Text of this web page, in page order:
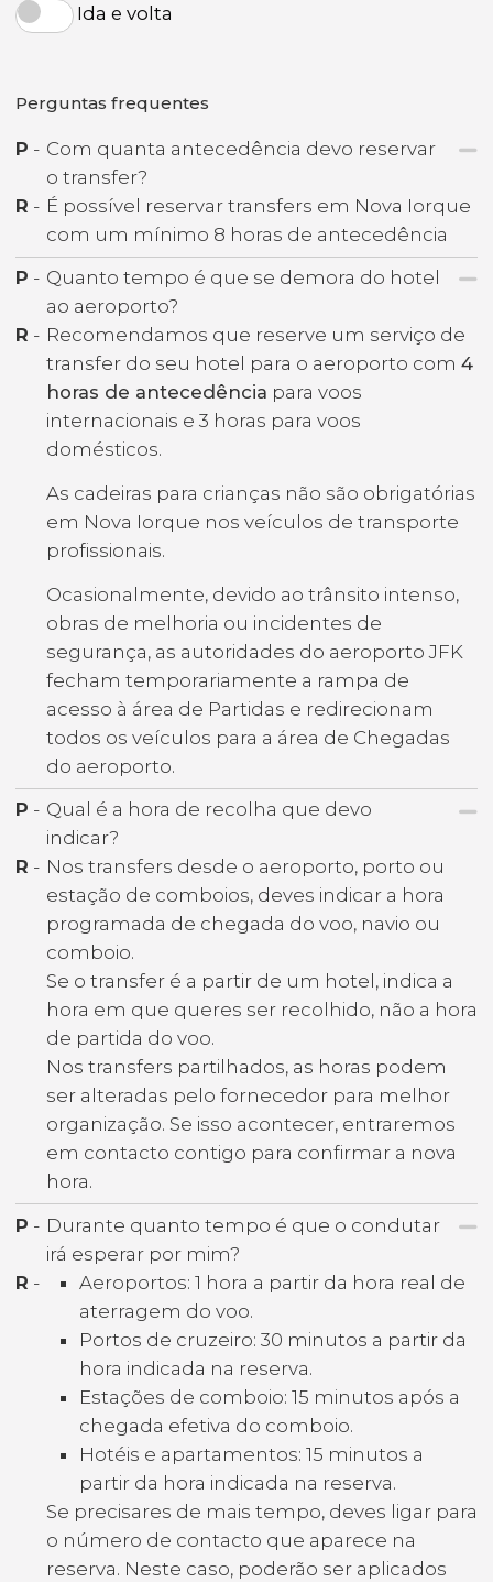
Ida e volta
Perguntas frequentes
P - Com quanta antecedência devo reservar
o transfer?
R - É possível reservar transfers em Nova Iorque
com um mínimo 8 horas de antecedência
P - Quanto tempo é que se demora do hotel
ao aeroporto?
R - Recomendamos que reserve um serviço de
transfer do seu hotel para o aeroporto com 4
horas de antecedência para voos
internacionais e 3 horas para voos
domésticos.
As cadeiras para crianças não são obrigatórias
em Nova Iorque nos veículos de transporte
profissionais.
Ocasionalmente, devido ao trânsito intenso,
obras de melhoria ou incidentes de
segurança, as autoridades do aeroporto JFK
fecham temporariamente a rampa de
acesso à área de Partidas e redirecionam
todos os veículos para a área de Chegadas
do aeroporto.
P - Qual é a hora de recolha que devo
indicar?
R - Nos transfers desde o aeroporto, porto ou
estação de comboios, deves indicar a hora
programada de chegada do voo, navio ou
comboio.
Se o transfer é a partir de um hotel, indica a
hora em que queres ser recolhido, não a hora
de partida do voo.
Nos transfers partilhados, as horas podem
ser alteradas pelo fornecedor para melhor
organização. Se isso acontecer, entraremos
em contacto contigo para confirmar a nova
hora.
P - Durante quanto tempo é que o condutar
irá esperar por mim?
R -
Aeroportos: 1 hora a partir da hora real de
aterragem do voo.
Portos de cruzeiro: 30 minutos a partir da
hora indicada na reserva.
Estações de comboio: 15 minutos após a
chegada efetiva do comboio.
Hotéis e apartamentos: 15 minutos a
partir da hora indicada na reserva.
Se precisares de mais tempo, deves ligar para
o número de contacto que aparece na
reserva. Neste caso, poderão ser aplicados